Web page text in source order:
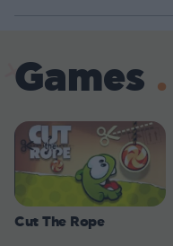
Games
Cut The Rope